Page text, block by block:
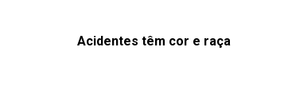
Acidentes têm cor e raça